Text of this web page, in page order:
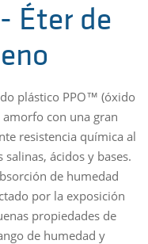
Éter de
plástico PPO™ (óxido
con una gran
resistencia química al
ácidos y bases.
de humedad
por la exposición
propiedades de
de humedad y